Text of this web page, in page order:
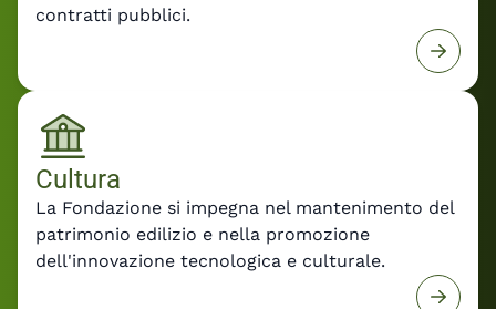
contratti pubblici.
Cultura
La Fondazione si impegna nel mantenimento del
patrimonio edilizio e nella promozione
dell'innovazione tecnologica e culturale.